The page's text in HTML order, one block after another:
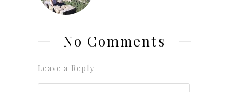
No Comments
Leave a Reply